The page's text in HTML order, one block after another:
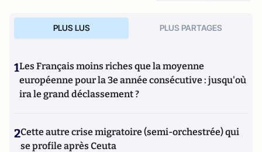
PLUS LUS PLUS PARTAGES
1Les Français moins riches que la moyenne
européenne pour la 3e année consécutive : jusqu'où
ira le grand déclassement ?
2Cette autre crise migratoire (semi-orchestrée) qui
se profile après Ceuta